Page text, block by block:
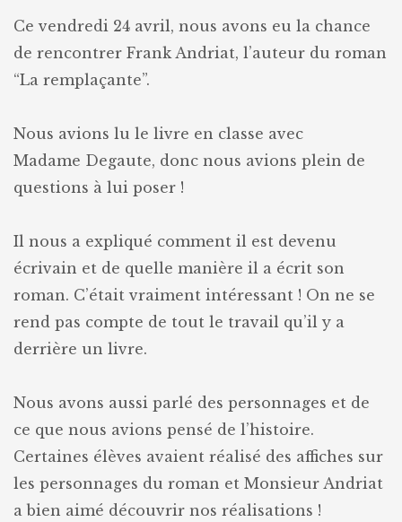
Andriat
Ce vendredi 24 avril, nous avons eu la chance
de rencontrer Frank Andriat, l’auteur du roman
“La remplaçante”.
Nous avions lu le livre en classe avec
Madame Degaute, donc nous avions plein de
questions à lui poser !
Il nous a expliqué comment il est devenu
écrivain et de quelle manière il a écrit son
roman. C’était vraiment intéressant ! On ne se
rend pas compte de tout le travail qu’il y a
derrière un livre.
Nous avons aussi parlé des personnages et de
ce que nous avions pensé de l’histoire.
Certaines élèves avaient réalisé des affiches sur
les personnages du roman et Monsieur Andriat
a bien aimé découvrir nos réalisations !